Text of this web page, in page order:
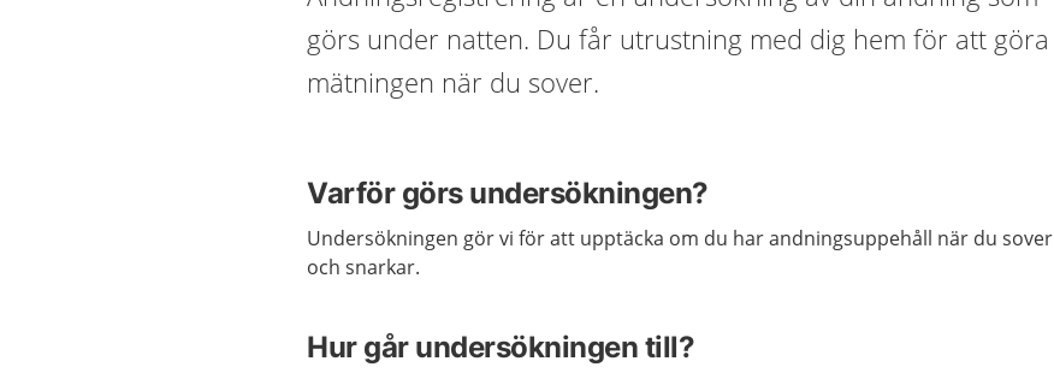
görs under natten. Du får utrustning med dig hem för att göra
mätningen när du sover.
Varför görs undersökningen?
Undersökningen gör vi för att upptäcka om du har andningsuppehåll när du sover
och snarkar.
Hur går undersökningen till?